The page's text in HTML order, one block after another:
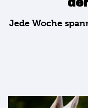
Jede Woche